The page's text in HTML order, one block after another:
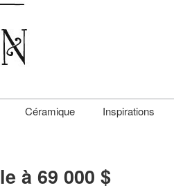
Céramique Inspirations
à 69 000 $